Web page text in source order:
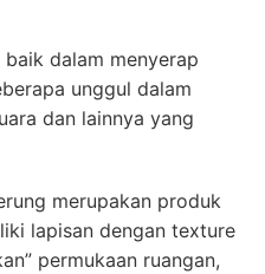
dalam menyerap
unggul dalam
dan lainnya yang
merupakan produk
lapisan dengan texture
permukaan ruangan,